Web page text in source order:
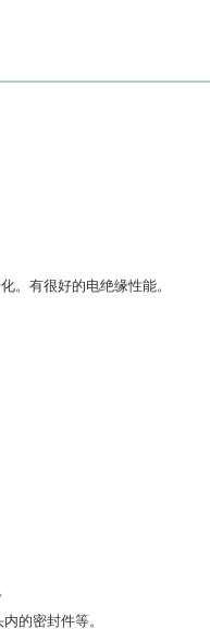
。有很好的电绝缘性能。
的密封件等。